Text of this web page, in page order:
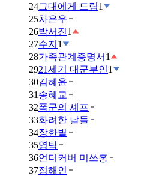
24그대에게 드림1
25차은우
26박서진1
27수지 1
28가족관계증명서 1
2921세기 대군부인1
30김혜윤
31 송혜교
32폭군의 셰프
33화려한 날들
34장한별
35영탁
36언더커버 미쓰홍
37정해인